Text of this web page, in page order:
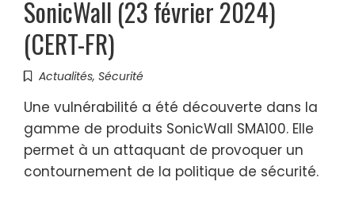
SonicWall (23 février 2024)
(CERT-FR)
Actualités, Sécurité
Une vulnérabilité a été découverte dans la
gamme de produits SonicWall SMA100. Elle
permet à un attaquant de provoquer un
contournement de la politique de sécurité.